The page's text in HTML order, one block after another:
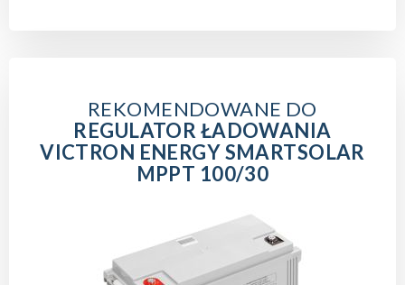
REKOMENDOWANE DO
REGULATOR ŁADOWANIA
VICTRON ENERGY SMARTSOLAR
MPPT 100/30